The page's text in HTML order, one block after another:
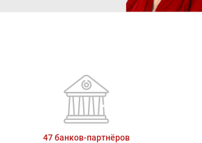
47 банков-партнёров